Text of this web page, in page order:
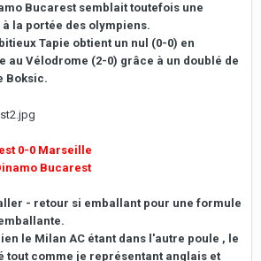
Bucarest semblait toutefois une
la portée des olympiens.
Tapie obtient un nul (0-0) en
au Vélodrome (2-0) grâce à un doublé de
Boksic.
0-0 Marseille
Bucarest
- retour si emballant pour une formule
le Milan AC étant dans l'autre poule , le
tout comme je représentant anglais et